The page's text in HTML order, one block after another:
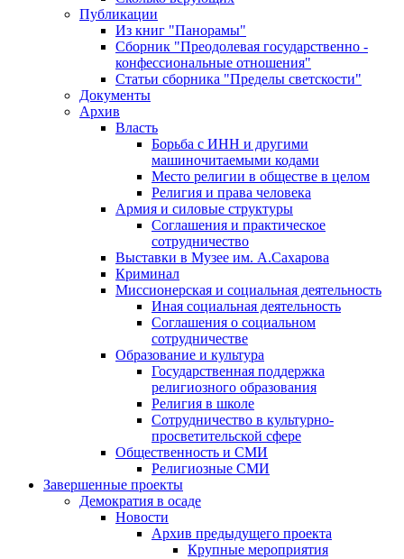
Публикации
Из книг "Панорамы"
Сборник "Преодолевая государственно -
конфессиональные отношения"
Статьи сборника "Пределы светскости"
Документы
Архив
Власть
Борьба с ИНН и другими
машиночитаемыми кодами
Место религии в обществе в целом
Религия и права человека
Армия и силовые структуры
Соглашения и практическое
сотрудничество
Выставки в Музее им. А.Сахарова
Криминал
Миссионерская и социальная деятельность
Иная социальная деятельность
Соглашения о социальном
сотрудничестве
Образование и культура
Государственная поддержка
религиозного образования
Религия в школе
Сотрудничество в культурно-
просветительской сфере
Общественность и СМИ
Религиозные СМИ
Завершенные проекты
Демократия в осаде
Новости
Архив предыдущего проекта
Крупные мероприятия